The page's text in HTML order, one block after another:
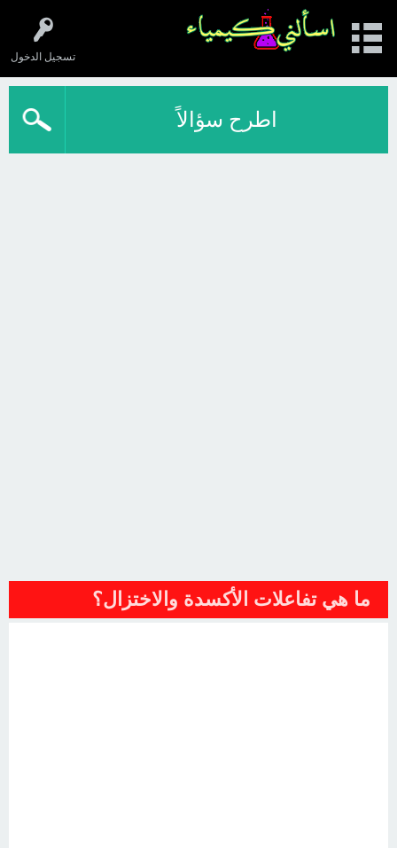
تسجيل الدخول
اطرح سؤالاً
ما هي تفاعلات الأكسدة والاختزال؟